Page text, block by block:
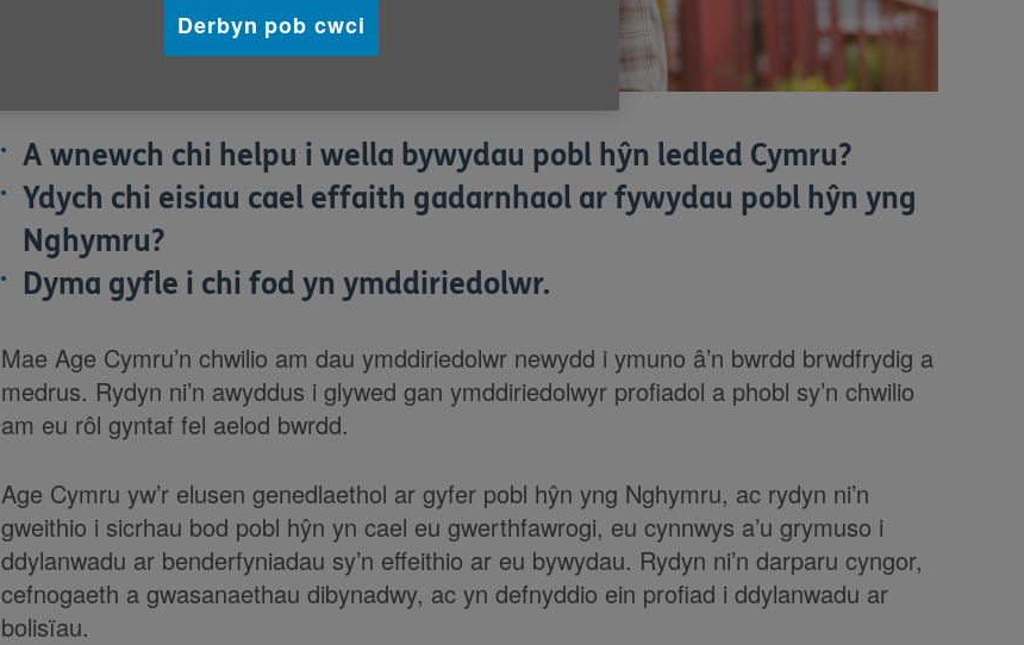
A wnewch chi helpu i wella bywydau pobl hŷn ledled Cymru?
Ydych chi eisiau cael effaith gadarnhaol ar fywydau pobl hŷn yng
Nghymru?
Dyma gyfle i chi fod yn ymddiriedolwr.
Mae Age Cymru’n chwilio am dau ymddiriedolwr newydd i ymuno â’n bwrdd brwdfrydig a
medrus. Rydyn ni’n awyddus i glywed gan ymddiriedolwyr profiadol a phobl sy’n chwilio
am eu rôl gyntaf fel aelod bwrdd.
Age Cymru yw’r elusen genedlaethol ar gyfer pobl hŷn yng Nghymru, ac rydyn ni’n
gweithio i sicrhau bod pobl hŷn yn cael eu gwerthfawrogi, eu cynnwys a’u grymuso i
ddylanwadu ar benderfyniadau sy’n effeithio ar eu bywydau. Rydyn ni’n darparu cyngor,
cefnogaeth a gwasanaethau dibynadwy, ac yn defnyddio ein profiad i ddylanwadu ar
bolisïau.
Derbyn pob cwci